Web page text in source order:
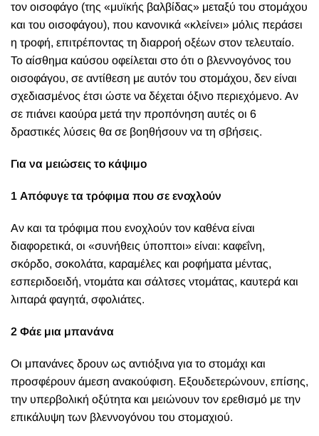
τον οισοφάγο (της «μυϊκής βαλβίδας» μεταξύ του στομάχου
και του οισοφάγου), που κανονικά «κλείνει» μόλις περάσει
η τροφή, επιτρέποντας τη διαρροή οξέων στον τελευταίο.
Το αίσθημα καύσου οφείλεται στο ότι ο βλεννογόνος του
οισοφάγου, σε αντίθεση με αυτόν του στομάχου, δεν είναι
σχεδιασμένος έτσι ώστε να δέχεται όξινο περιεχόμενο. Αν
σε πιάνει καούρα μετά την προπόνηση αυτές οι 6
δραστικές λύσεις θα σε βοηθήσουν να τη σβήσεις.
Για να μειώσεις το κάψιμο
1 Απόφυγε τα τρόφιμα που σε ενοχλούν
Αν και τα τρόφιμα που ενοχλούν τον καθένα είναι
διαφορετικά, οι «συνήθεις ύποπτοι» είναι: καφεΐνη,
σκόρδο, σοκολάτα, καραμέλες και ροφήματα μέντας,
εσπεριδοειδή, ντομάτα και σάλτσες ντομάτας, καυτερά και
λιπαρά φαγητά, σφολιάτες.
2 Φάε μια μπανάνα
Οι μπανάνες δρουν ως αντιόξινα για το στομάχι και
προσφέρουν άμεση ανακούφιση. Εξουδετερώνουν, επίσης,
την υπερβολική οξύτητα και μειώνουν τον ερεθισμό με την
επικάλυψη των βλεννογόνου του στομαχιού.